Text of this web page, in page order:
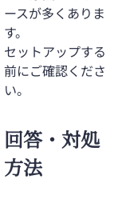
ースが多くありま
す。
セットアップする
前にご確認くださ
い。
回答・対処
方法